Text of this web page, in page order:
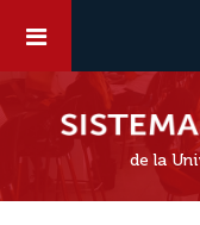
de la